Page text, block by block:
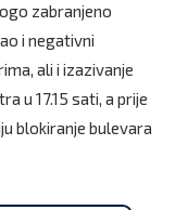
zabranjeno
i negativni
ali i izazivanje
u 17.15 sati, a prije
blokiranje bulevara